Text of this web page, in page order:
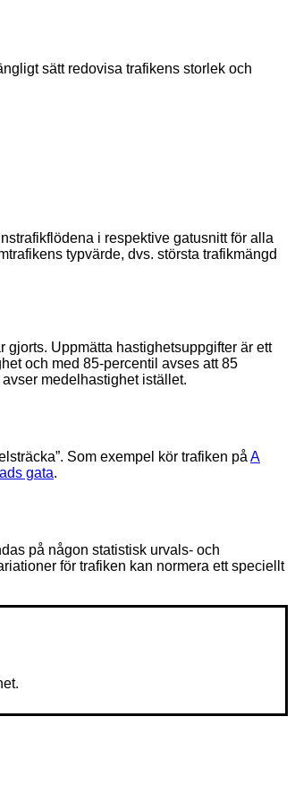
sätt redovisa trafikens storlek och
i respektive gatusnitt för alla
typvärde, dvs. största trafikmängd
Uppmätta hastighetsuppgifter är ett
och med 85-percentil avses att 85
medelhastighet istället.
Som exempel kör trafiken på A
gata.
på någon statistisk urvals- och
för trafiken kan normera ett speciellt